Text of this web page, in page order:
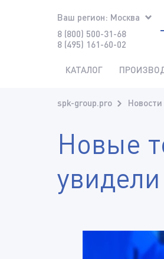
Ваш регион: Москва
8 (800) 500-31-68
8 (495) 161-60-02
КАТАЛОГ
spk-group.pro Новости
Новые